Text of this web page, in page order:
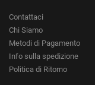
Contattaci
Chi Siamo
Metodi di Pagamento
Info sulla spedizione
Politica di Ritorno